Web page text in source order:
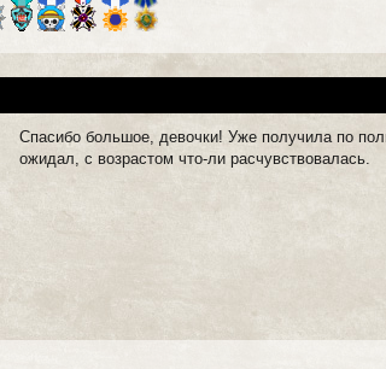
Спасибо большое, девочки! Уже получила по
ожидал, с возрастом что-ли расчувствовалась.